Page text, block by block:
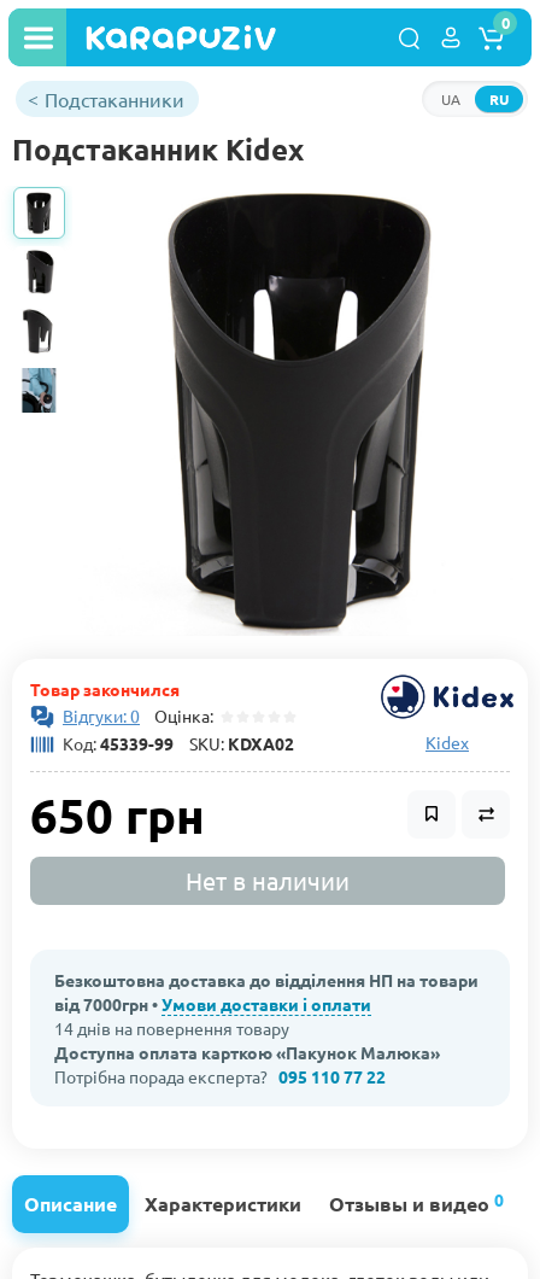
RU
UA
0
Подстаканники
Подстаканник Kidex
Товар закончился
Відгуки: 0 Оцінка:
Код:45339-99 SKU: KDXA02 Kidex
650 грн
Нет в наличии
Безкоштовна доставка до відділення НП на товари
від 7000грн •Умови доставки і оплати
14 днів на повернення товару
Доступна оплата карткою «Пакунок Малюка»
Потрібна порада експерта? 095 110 77 22
Описание Характеристики Отзывы и видео 0